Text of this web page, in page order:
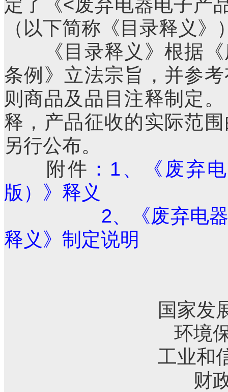
（以下简称《目录释义》
《目录释义》根据《
条例》立法宗旨，并参
则商品及品目注释制定
释，产品征收的实际范
另行公布。
附件 ： 1、《废弃
版）》释义
2、《废弃电
释义》制定说明
国家发
环境
工业和
财